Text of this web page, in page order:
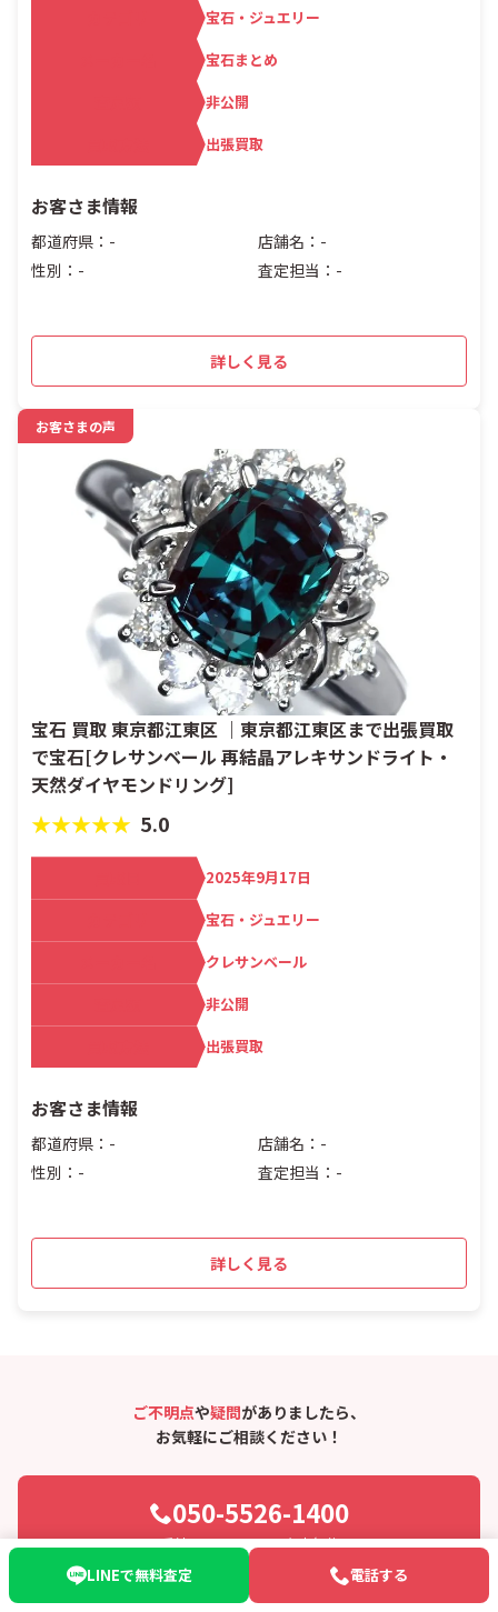
宝石・ジュエリー
宝石まとめ
非公開
出張買取
お客さま情報
都道府県：-
店舗名：-
性別：-
査定担当：-
詳しく見る
お客さまの声
宝石 買取 東京都江東区 ｜東京都江東区まで出張買取
で宝石[クレサンベール 再結晶アレキサンドライト・
天然ダイヤモンドリング]
★★★★★ 5.0
2025年9月17日
宝石・ジュエリー
クレサンベール
非公開
出張買取
お客さま情報
都道府県：-
店舗名：-
性別：-
査定担当：-
詳しく見る
ご不明点や疑問がありましたら、
お気軽にご相談ください！
050-5526-1400
受付：10:00〜20:00 年中無休
電話する
LINEで無料査定